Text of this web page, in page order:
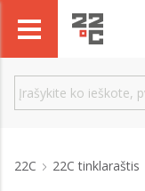
22C 22C tinklaraštis